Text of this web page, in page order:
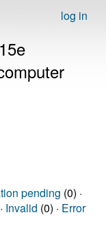
log in
pending (0) ·
Invalid (0) · Error